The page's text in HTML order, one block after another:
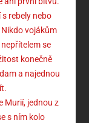
rebely nebo
vojákům
se
konečně
a najednou
Murií, jednou z
s ním kolo